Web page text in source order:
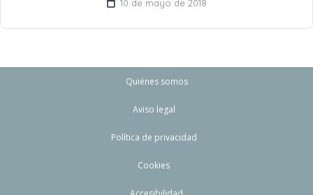
10 de mayo de 2018
Quiénes somos
Aviso legal
Política de privacidad
Cookies